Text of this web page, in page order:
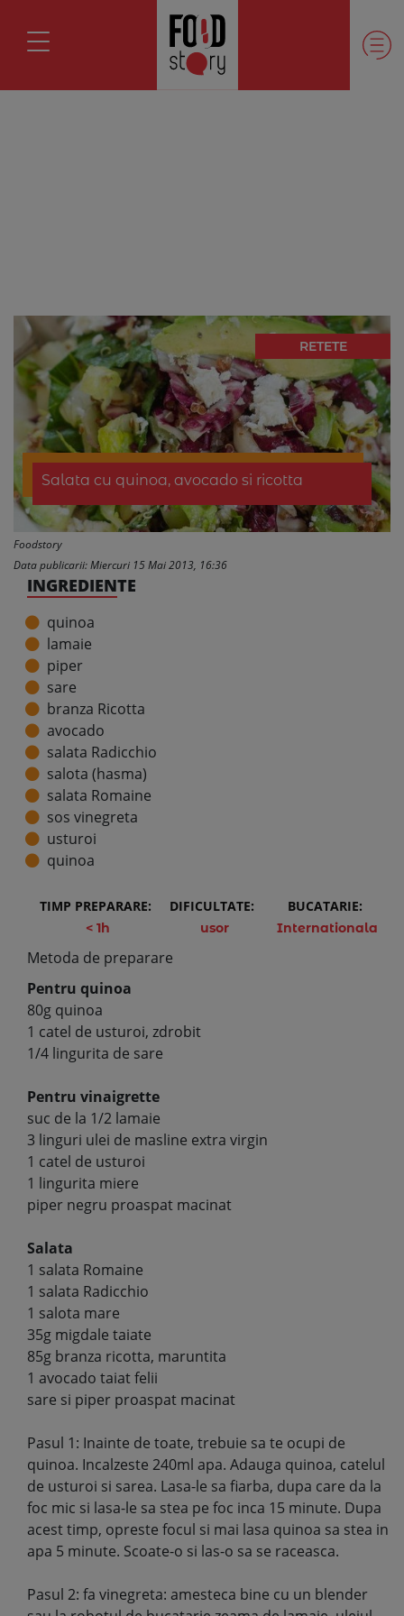
RETETE
Salata cu quinoa, avocado si ricotta
Foodstory
Data publicarii: Miercuri 15 Mai 2013, 16:36
TIMP PREPARARE:
< 1h
DIFICULTATE:
usor
BUCATARIE:
Internationala
Metoda de preparare
Pentru quinoa
80g quinoa
1 catel de usturoi, zdrobit
1/4 lingurita de sare
Pentru vinaigrette
suc de la 1/2 lamaie
3 linguri ulei de masline extra virgin
1 catel de usturoi
1 lingurita miere
piper negru proaspat macinat
Salata
1 salata Romaine
1 salata Radicchio
1 salota mare
35g migdale taiate
85g branza ricotta, maruntita
1 avocado taiat felii
sare si piper proaspat macinat
Pasul 1: Inainte de toate, trebuie sa te ocupi de
quinoa. Incalzeste 240ml apa. Adauga quinoa, catelul
de usturoi si sarea. Lasa-le sa fiarba, dupa care da la
foc mic si lasa-le sa stea pe foc inca 15 minute. Dupa
acest timp, opreste focul si mai lasa quinoa sa stea in
apa 5 minute. Scoate-o si las-o sa se raceasca.
Pasul 2: fa vinegreta: amesteca bine cu un blender
INGREDIENTE
quinoa
lamaie
piper
sare
branza Ricotta
avocado
salata Radicchio
salota (hasma)
salata Romaine
sos vinegreta
usturoi
quinoa